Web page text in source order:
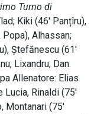
Turno di
Kiki (46' Panțîru),
Popa), Alhassan;
Ștefănescu (61'
Lixandru, Dan.
Allenatore: Elias
Lucia, Rinaldi (75'
Montanari (75'